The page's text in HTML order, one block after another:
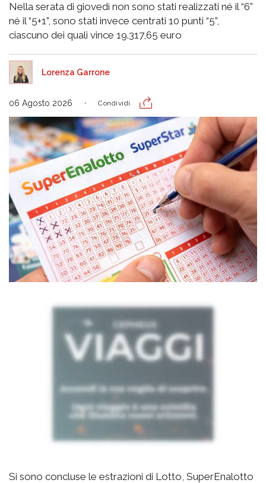
Nella serata di giovedì non sono stati realizzati né il “6”
né il “5+1”, sono stati invece centrati 10 punti “5”,
ciascuno dei quali vince 19.317,65 euro
Lorenza Garrone
06 Agosto 2026 Condividi
Si sono concluse le estrazioni di Lotto, SuperEnalotto